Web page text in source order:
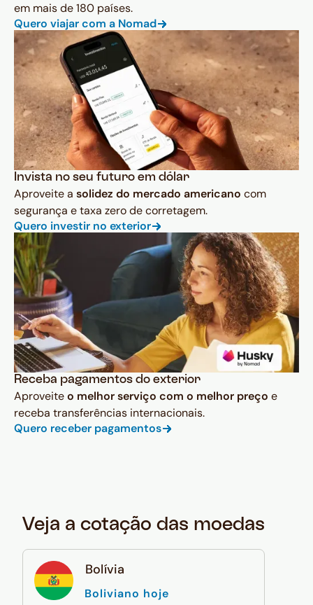
em mais de 180 países.
Quero viajar com a Nomad
Invista no seu futuro em dólar
Aproveite a solidez do mercado americano com
segurança e taxa zero de corretagem.
Quero investir no exterior
Receba pagamentos do exterior
Aproveiteo melhor serviço com o melhor preço e
receba transferências internacionais.
Quero receber pagamentos
Veja a cotação das moedas
Bolívia
Boliviano hoje